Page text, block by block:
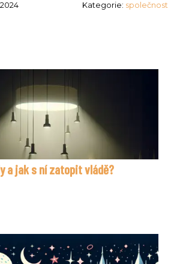
Kategorie: společnost
a jak s ní zatopit vládě?